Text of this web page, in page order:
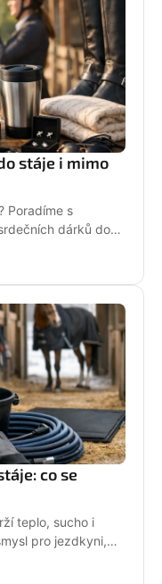
stáje i mimo
Poradíme s
dárků do
co se
teplo, sucho i
pro jezdkyni,